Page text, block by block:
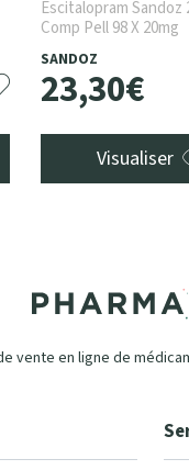
Escitalopram Sandoz
Comp Pell 98 X 20mg
SANDOZ
23,30€
Visualiser
vente en ligne de